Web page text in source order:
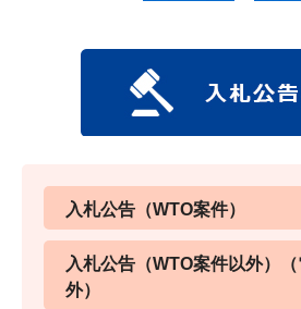
入札公告（WTO案件）
入札公告（WTO案件以外）
外）